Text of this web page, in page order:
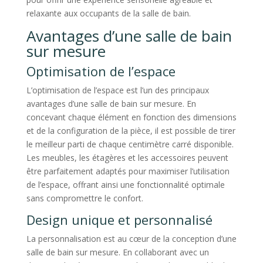
relaxante aux occupants de la salle de bain.
Avantages d’une salle de bain
sur mesure
Optimisation de l’espace
L’optimisation de l’espace est l’un des principaux
avantages d’une salle de bain sur mesure. En
concevant chaque élément en fonction des dimensions
et de la configuration de la pièce, il est possible de tirer
le meilleur parti de chaque centimètre carré disponible.
Les meubles, les étagères et les accessoires peuvent
être parfaitement adaptés pour maximiser l’utilisation
de l’espace, offrant ainsi une fonctionnalité optimale
sans compromettre le confort.
Design unique et personnalisé
La personnalisation est au cœur de la conception d’une
salle de bain sur mesure. En collaborant avec un